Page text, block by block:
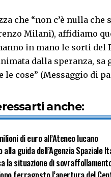
che “non c’è nulla
Milani), affidiamo
in mano le sorti
dalla speranza, sa
le cose” (Messaggio di
anche:
di euro all’Ateneo lucano
guida dell’Agenzia Spaziale
la situazione di